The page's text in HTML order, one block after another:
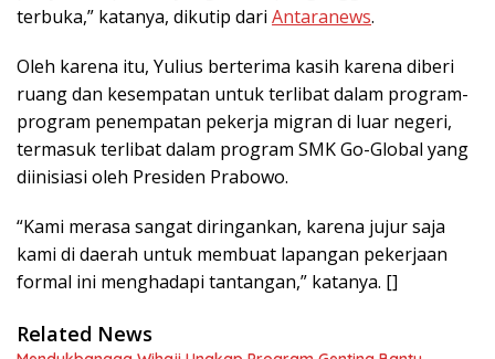
terbuka,” katanya, dikutip dari Antaranews.
Oleh karena itu, Yulius berterima kasih karena diberi
ruang dan kesempatan untuk terlibat dalam program-
program penempatan pekerja migran di luar negeri,
termasuk terlibat dalam program SMK Go-Global yang
diinisiasi oleh Presiden Prabowo.
“Kami merasa sangat diringankan, karena jujur saja
kami di daerah untuk membuat lapangan pekerjaan
formal ini menghadapi tantangan,” katanya. []
Related News